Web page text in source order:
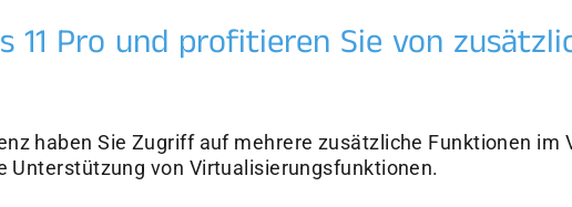
11 Pro und profitieren Sie von
haben Sie Zugriff auf mehrere zusätzliche Funktionen im
Unterstützung von Virtualisierungsfunktionen.